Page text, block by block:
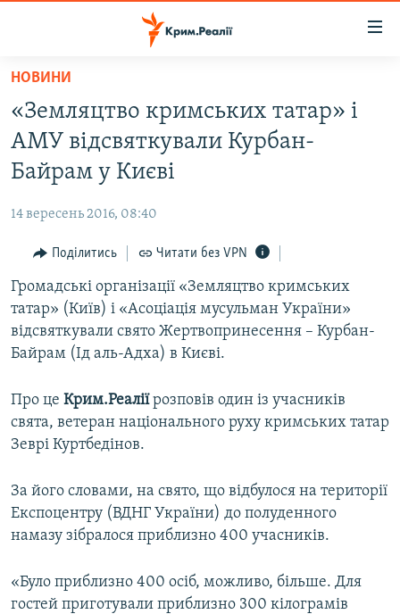
Перейти
основного
матеріалу
Перейти
до
основної
навігації
Перейти
пошуку
ВІДЕО ТА ФОТО
БЛОГИ
ПОГЛЯД
ІНТЕРВ'Ю
ВСЕ ЗА ДЕНЬ
СПЕЦПРОЕКТИ
ВІДЕОУРОКИ «ELIFBE»
СВІДЧЕННЯ ОКУПАЦІЇ
ІНФОГРАФІКА
Русский
ДОЛУЧАЙСЯ!
Усі сайти RFE/RL
НОВИНИ
«Земляцтво кримських татар» і
АМУ відсвяткували Курбан-
Байрам у Києві
14 вересень 2016, 08:40
Поділитись Читати без VPN
Громадські організації «Земляцтво кримських
татар» (Київ) і «Асоціація мусульман України»
відсвяткували свято Жертвопринесення – Курбан-
Байрам (Ід аль-Адха) в Києві.
Про це Крим.Реаліїрозповів один із учасників
свята, ветеран національного руху кримських татар
Зеврі Куртбедінов.
За його словами, на свято, що відбулося на території
Експоцентру (ВДНГ України) до полуденного
намазу зібралося приблизно 400 учасників.
«Було приблизно 400 осіб, можливо, більше. Для
гостей приготували приблизно 300 кілограмів